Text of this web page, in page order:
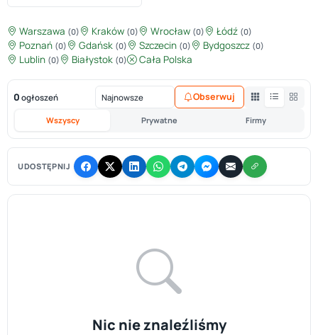
Warszawa (0) Kraków (0) Wrocław (0) Łódź (0)
Poznań (0) Gdańsk (0) Szczecin (0) Bydgoszcz (0)
Lublin (0) Białystok (0) Cała Polska
0 ogłoszeń
Wszyscy Prywatne Firmy
Obserwuj
UDOSTĘPNIJ
Nic nie znaleźliśmy